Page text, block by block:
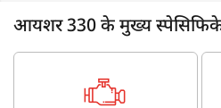
आयशर 330 के मुख्य